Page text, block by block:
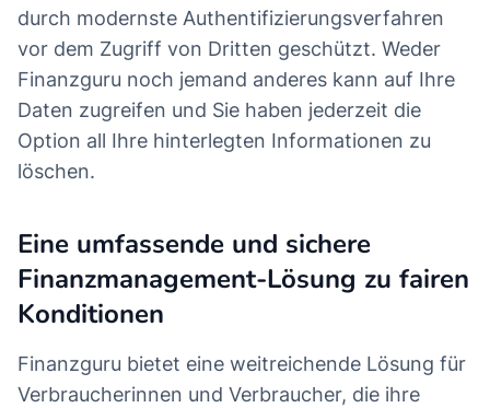
durch modernste Authentifizierungsverfahren
vor dem Zugriff von Dritten geschützt. Weder
Finanzguru noch jemand anderes kann auf Ihre
Daten zugreifen und Sie haben jederzeit die
Option all Ihre hinterlegten Informationen zu
löschen.
Eine umfassende und sichere
Finanzmanagement-Lösung zu fairen
Konditionen
Finanzguru bietet eine weitreichende Lösung für
Verbraucherinnen und Verbraucher, die ihre